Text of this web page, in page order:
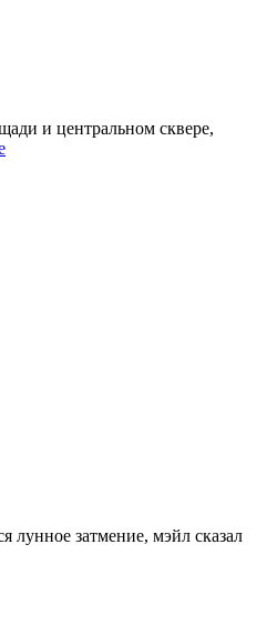
и центральном сквере,
лунное затмение, мэйл сказал